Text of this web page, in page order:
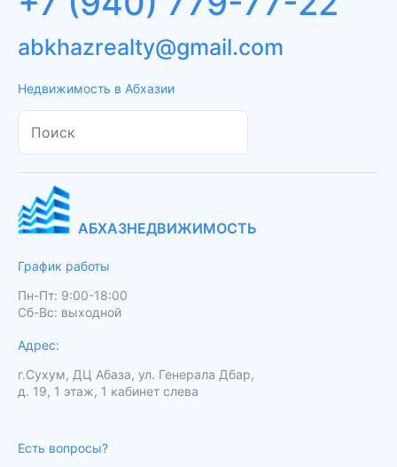
Недвижимость в Абхазии
abkhazrealty@gmail.com
АБХАЗНЕДВИЖИМОСТЬ
График работы
Пн-Пт: 9:00-18:00
Сб-Вс: выходной
Адрес:
г.Сухум, ДЦ Абаза, ул. Генерала Дбар,
д. 19, 1 этаж, 1 кабинет слева
Есть вопросы?